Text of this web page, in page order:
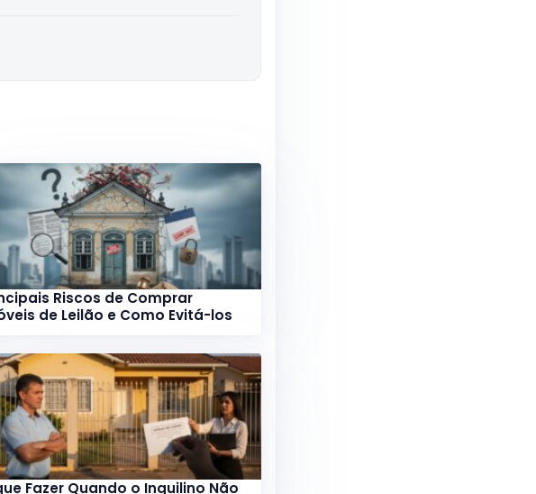
Riscos de Comprar
de Leilão e Como Evitá-los
Fazer Quando o Inquilino Não